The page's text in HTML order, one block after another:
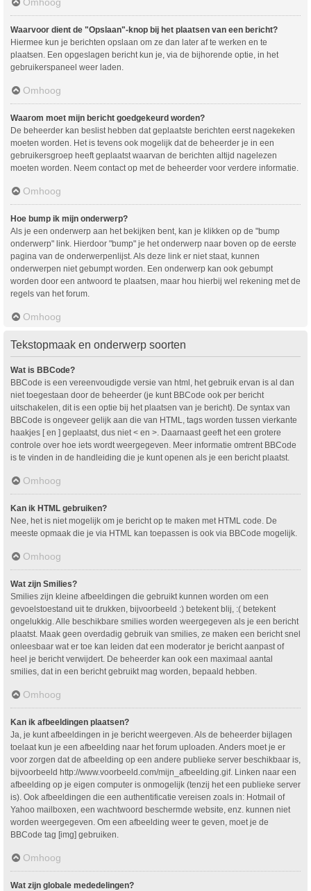
Waarvoor dient de "Opslaan"-knop bij het plaatsen van een bericht?
Hiermee kun je berichten opslaan om ze dan later af te werken en te
plaatsen. Een opgeslagen bericht kun je, via de bijhorende optie, in het
gebruikerspaneel weer laden.
Omhoog
Waarom moet mijn bericht goedgekeurd worden?
De beheerder kan beslist hebben dat geplaatste berichten eerst nagekeken
moeten worden. Het is tevens ook mogelijk dat de beheerder je in een
gebruikersgroep heeft geplaatst waarvan de berichten altijd nagelezen
moeten worden. Neem contact op met de beheerder voor verdere informatie.
Omhoog
Hoe bump ik mijn onderwerp?
Als je een onderwerp aan het bekijken bent, kan je klikken op de "bump
onderwerp" link. Hierdoor "bump" je het onderwerp naar boven op de eerste
pagina van de onderwerpenlijst. Als deze link er niet staat, kunnen
onderwerpen niet gebumpt worden. Een onderwerp kan ook gebumpt
worden door een antwoord te plaatsen, maar hou hierbij wel rekening met de
regels van het forum.
Omhoog
Tekstopmaak en onderwerp soorten
Wat is BBCode?
BBCode is een vereenvoudigde versie van html, het gebruik ervan is al dan
niet toegestaan door de beheerder (je kunt BBCode ook per bericht
uitschakelen, dit is een optie bij het plaatsen van je bericht). De syntax van
BBCode is ongeveer gelijk aan die van HTML, tags worden tussen vierkante
haakjes [ en ] geplaatst, dus niet < en >. Daarnaast geeft het een grotere
controle over hoe iets wordt weergegeven. Meer informatie omtrent BBCode
is te vinden in de handleiding die je kunt openen als je een bericht plaatst.
Omhoog
Kan ik HTML gebruiken?
Nee, het is niet mogelijk om je bericht op te maken met HTML code. De
meeste opmaak die je via HTML kan toepassen is ook via BBCode mogelijk.
Omhoog
Wat zijn Smilies?
Smilies zijn kleine afbeeldingen die gebruikt kunnen worden om een
gevoelstoestand uit te drukken, bijvoorbeeld :) betekent blij, :( betekent
ongelukkig. Alle beschikbare smilies worden weergegeven als je een bericht
plaatst. Maak geen overdadig gebruik van smilies, ze maken een bericht snel
onleesbaar wat er toe kan leiden dat een moderator je bericht aanpast of
heel je bericht verwijdert. De beheerder kan ook een maximaal aantal
smilies, dat in een bericht gebruikt mag worden, bepaald hebben.
Omhoog
Kan ik afbeeldingen plaatsen?
Ja, je kunt afbeeldingen in je bericht weergeven. Als de beheerder bijlagen
toelaat kun je een afbeelding naar het forum uploaden. Anders moet je er
voor zorgen dat de afbeelding op een andere publieke server beschikbaar is,
bijvoorbeeld http://www.voorbeeld.com/mijn_afbeelding.gif. Linken naar een
afbeelding op je eigen computer is onmogelijk (tenzij het een publieke server
is). Ook afbeeldingen die een authentificatie vereisen zoals in: Hotmail of
Yahoo mailboxen, een wachtwoord beschermde website, enz. kunnen niet
worden weergegeven. Om een afbeelding weer te geven, moet je de
BBCode tag [img] gebruiken.
Omhoog
Wat zijn globale mededelingen?